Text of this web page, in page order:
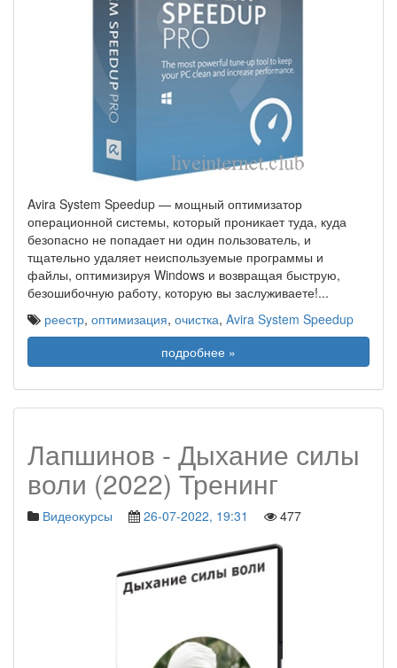
Avira System Speedup — мощный оптимизатор
операционной системы, который проникает туда, куда
безопасно не попадает ни один пользователь, и
тщательно удаляет неиспользуемые программы и
файлы, оптимизируя Windows и возвращая быструю,
безошибочную работу, которую вы заслуживаете!...
реестр, оптимизация, очистка, Avira System Speedup
подробнее »
Лапшинов - Дыхание силы
воли (2022) Тренинг
Видеокурсы 26-07-2022, 19:31 477